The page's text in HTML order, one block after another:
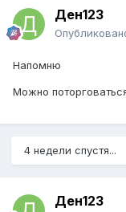
Ден123
Напомню
Можно
4 недели спустя...
Ден123